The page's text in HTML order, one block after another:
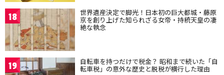
18 世界遺産決定で脚光！日本初の巨大都城・藤原
京を創り上げた知られざる女帝・持統天皇の凄
絶な執念
19 自転車を持つだけで税金？ 昭和まで続いた「自
転車税」の意外な歴史と脱税が横行した理由